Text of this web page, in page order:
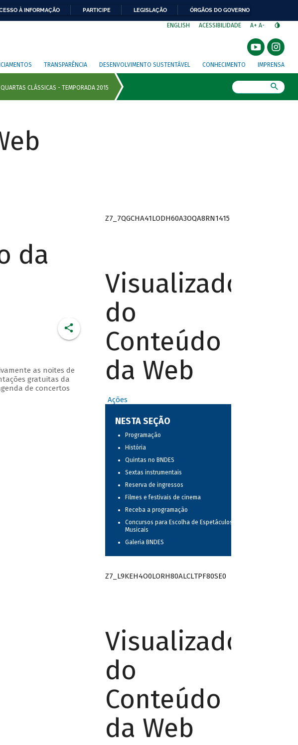
À INFORMAÇÃO PARTICIPE LEGISLAÇÃO ÓRGÃOS DO GOVERNO
ENGLISH ACESSIBILIDADE A+ A-
TRANSPARÊNCIA DESENVOLVIMENTO SUSTENTÁVEL CONHECIMENTO IMPRENSA
da
as noites de
gratuitas da
de concertos
Z7_7QGCHA41LODH60A3OQA8RN1415
Visualizador
do
Conteúdo
da Web
Ações
NESTA SEÇÃO
Programação
História
Quintas no BNDES
Sextas instrumentais
Reserva de ingressos
Filmes e festivais de cinema
Receba a programação
Concursos para Escolha de Espetáculos
Musicais
Galeria BNDES
Z7_L9KEH4O0LORH80ALCLTPF80SE0
Visualizador
do
Conteúdo
da Web